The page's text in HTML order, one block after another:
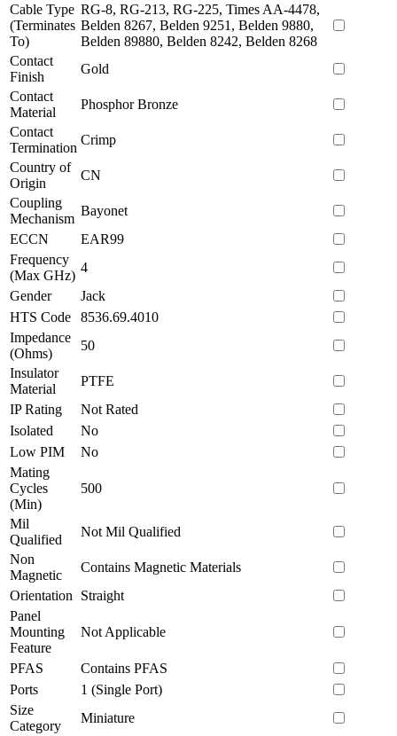
Cable Type
(Terminates
To)
RG-8, RG-213, RG-225, Times AA-4478,
Belden 8267, Belden 9251, Belden 9880,
Belden 89880, Belden 8242, Belden 8268
Contact
Finish
Gold
Contact
Material
Phosphor Bronze
Contact
Termination
Crimp
Country of
Origin
CN
Coupling
Mechanism
Bayonet
ECCN
EAR99
Frequency
(Max GHz)
4
Gender
Jack
HTS Code
8536.69.4010
Impedance
(Ohms)
50
Insulator
Material
PTFE
IP Rating
Not Rated
Isolated
No
Low PIM
No
Mating
Cycles
(Min)
500
Mil
Qualified
Not Mil Qualified
Non
Magnetic
Contains Magnetic Materials
Orientation
Straight
Panel
Mounting
Feature
Not Applicable
PFAS
Contains PFAS
Ports
1 (Single Port)
Size
Category
Miniature